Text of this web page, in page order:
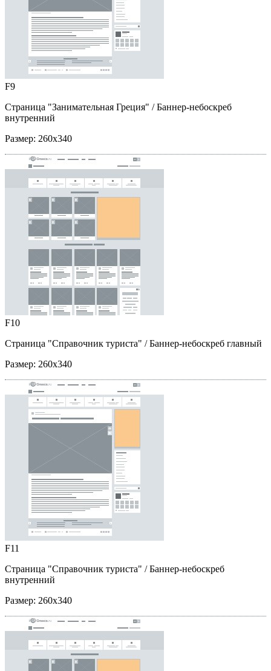
F9
Страница "Занимательная Греция" / Баннер-небоскреб
внутренний
Размер: 260x340
F10
Страница "Справочник туриста" / Баннер-небоскреб главный
Размер: 260x340
F11
Страница "Справочник туриста" / Баннер-небоскреб
внутренний
Размер: 260x340